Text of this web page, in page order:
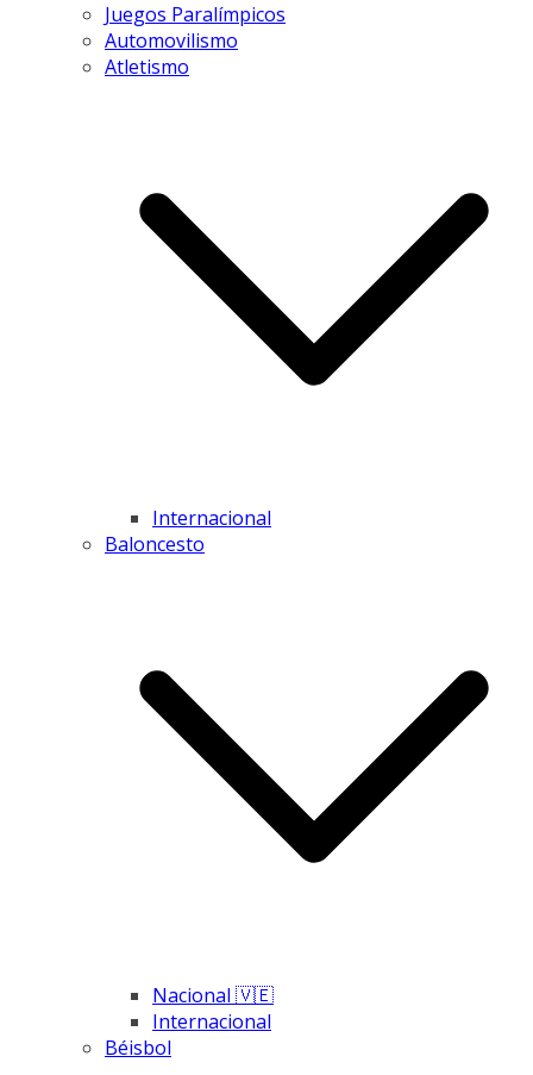
Juegos Paralímpicos
Automovilismo
Atletismo
Internacional
Baloncesto
Nacional 🇻🇪
Internacional
Béisbol